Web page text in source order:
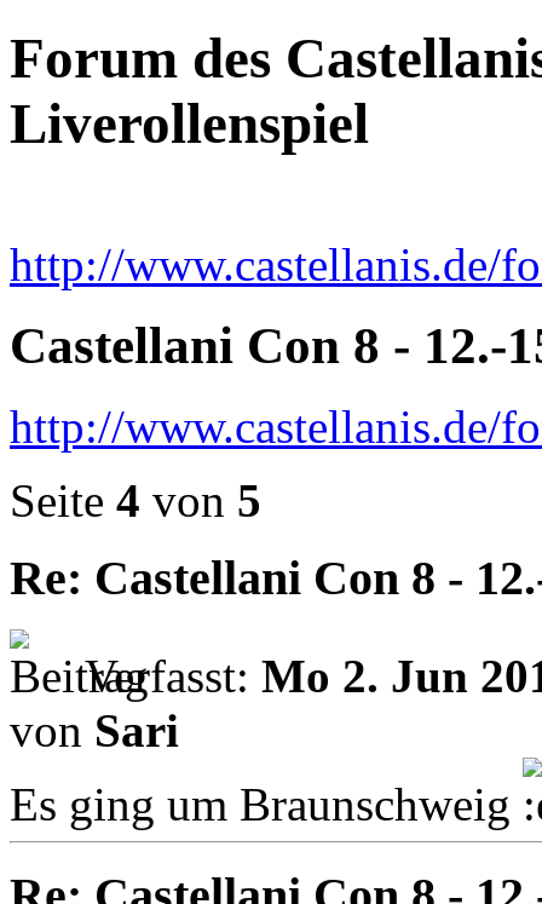
Forum des
Liverollenspiel
http://www.castellanis.de/
Castellani Con 8 - 12.-
http://www.castellanis.de/
Seite 4 von 5
Re: Castellani Con 8 -
Verfasst: Mo 2. Jun
von Sari
Es ging um Braunschweig